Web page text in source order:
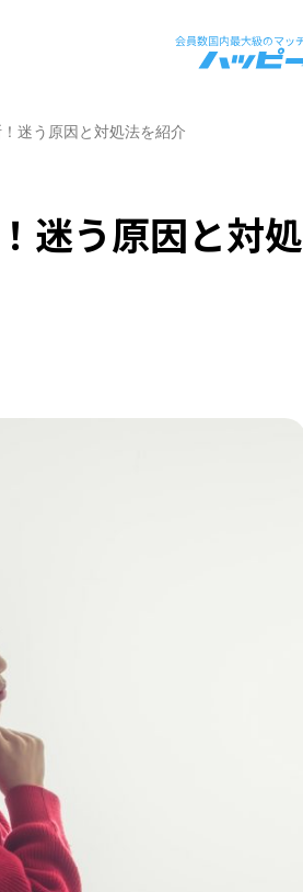
迷う原因と対処法を紹介
迷う原因と対処